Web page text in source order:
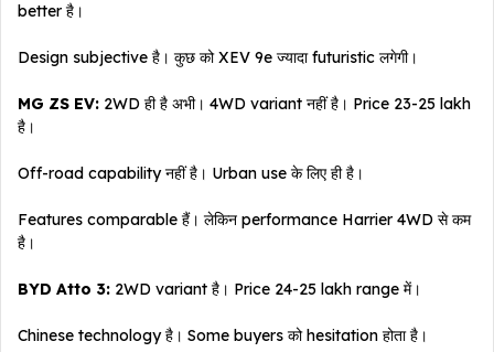
better है।
Design subjective है। कुछ को XEV 9e ज्यादा futuristic लगेगी।
MG ZS EV: 2WD ही है अभी। 4WD variant नहीं है। Price ₹23-25 lakh
है।
Off-road capability नहीं है। Urban use के लिए ही है।
Features comparable हैं। लेकिन performance Harrier 4WD से कम
है।
BYD Atto 3: 2WD variant है। Price ₹24-25 lakh range में।
Chinese technology है। Some buyers को hesitation होता है।